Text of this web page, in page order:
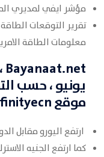
مؤشر ايفي لمديري
تقرير التوقعات
معلومات الطاقة
Bayanaat.net
يونيو، حسب
موقع
ارتفع اليورو مقابل
كما ارتفع الجنيه